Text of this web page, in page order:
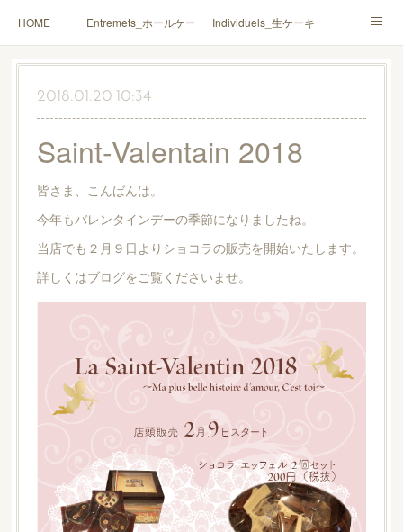
HOME Entremets_ホールケーキ Individuels_生ケーキ
Gâteaux secs_焼菓子 Coffrets Cadeaux_詰合せ
2018.01.20 10:34
Saint-Valentain 2018
皆さま、こんばんは。
今年もバレンタインデーの季節になりましたね。
当店でも２月９日よりショコラの販売を開始いたします。
詳しくはブログをご覧くださいませ。